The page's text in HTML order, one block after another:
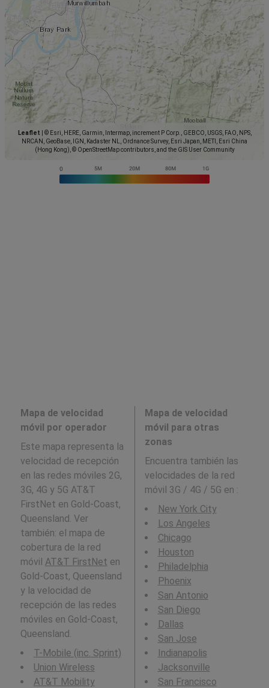
Leaflet
© Esri, HERE, Garmin, Intermap, increment P Corp., GEBCO, USGS, FAO, NPS,
NRCAN, GeoBase, IGN, Kadaster NL, Ordnance Survey, Esri Japan, METI, Esri China
(Hong Kong), © OpenStreetMap contributors, and the GIS User Community
Mapa de velocidad
móvil por operador
Este mapa representa la
velocidad de recepción
en las redes móviles 2G,
3G, 4G y 5G AT&T
FirstNet en Gold-Coast,
Queensland. Ver
también: el mapa de
cobertura de la red
móvil AT&T FirstNet en
Gold-Coast, Queensland
y la velocidad de
recepción de las redes
móviles en Gold-Coast,
Queensland.
T-Mobile (inc. Sprint)
Union Wireless
AT&T Mobility
Mapa de velocidad
móvil para otras
zonas
Encuentra también las
velocidades de la red
móvil 3G / 4G / 5G en :
New York City
Los Angeles
Chicago
Houston
Philadelphia
Phoenix
San Antonio
San Diego
Dallas
San Jose
Indianapolis
Jacksonville
San Francisco